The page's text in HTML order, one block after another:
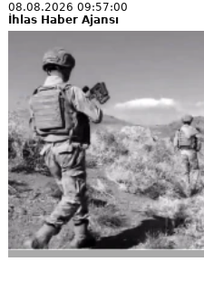
08.08.2026 09:57:00
İhlas Haber Ajansı